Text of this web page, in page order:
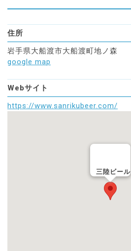
住所
岩手県大船渡市大船渡町地ノ森
google map
Webサイト
https://www.sanrikubeer.com/
三陸ビール